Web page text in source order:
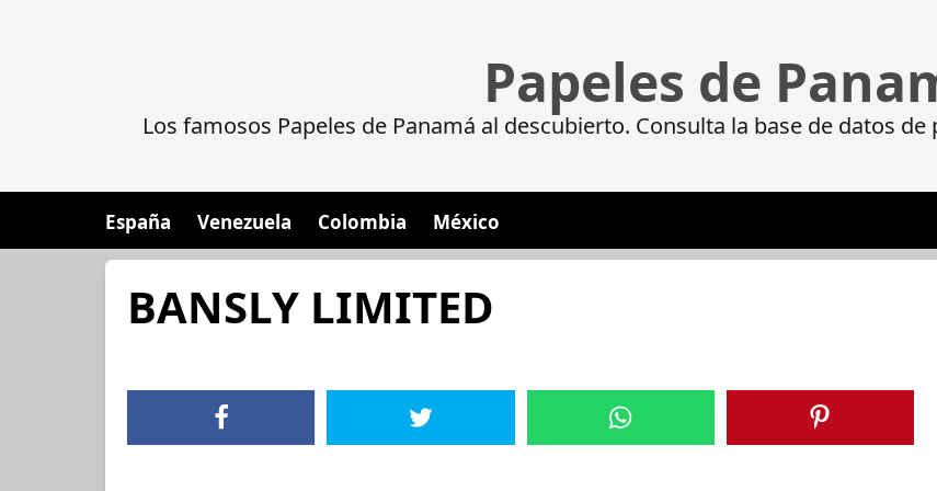
Papeles de
Los famosos Papeles de Panamá al descubierto. Consulta la base de datos
España Venezuela Colombia México
BANSLY LIMITED